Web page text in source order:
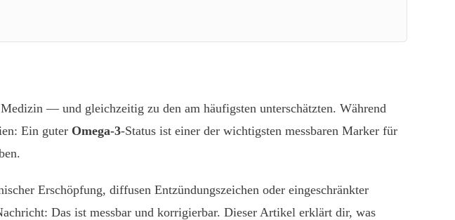
— und gleichzeitig zu den am häufigsten unterschätzten. Während
Ein guter Omega-3-Status ist einer der wichtigsten messbaren Marker für
Erschöpfung, diffusen Entzündungszeichen oder eingeschränkter
Das ist messbar und korrigierbar. Dieser Artikel erklärt dir, was